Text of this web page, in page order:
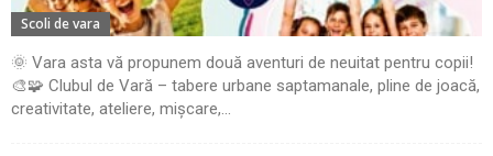
Scoli de vara
🌞 Vara asta vă propunem două aventuri de neuitat pentru copii!
🎨🧩 Clubul de Vară – tabere urbane saptamanale, pline de joacă,
creativitate, ateliere, mișcare,...